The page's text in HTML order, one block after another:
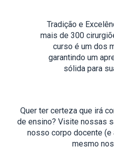
Tradição e
mais de 300
curso é um dos
garantindo um
sólida para
Quer ter certeza que irá
de ensino? Visite nossas
nosso corpo docente (e
mesmo